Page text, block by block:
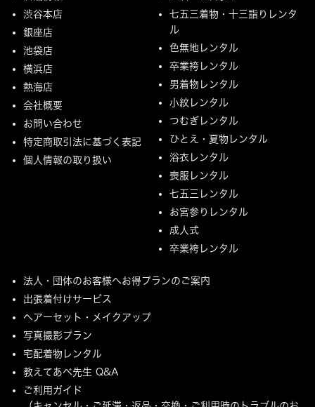
渋谷本店
銀座店
池袋店
横浜店
熱海店
会社概要
お問い合わせ
特定商取引法に基づく表記
個人情報の取り扱い
七五三着物・十三詣りレンタ
ル
色無地レンタル
卒業袴レンタル
男着物レンタル
小紋レンタル
つむぎレンタル
ひとえ・夏物レンタル
浴衣レンタル
喪服レンタル
七五三レンタル
お宮参りレンタル
成人式
卒業袴レンタル
法人・団体のお客様へお得プランのご案内
出張着付けサービス
ヘアーセット・メイクアップ
写真撮影プラン
宅配着物レンタル
教えてあべ先生 Q&A
ご利用ガイド